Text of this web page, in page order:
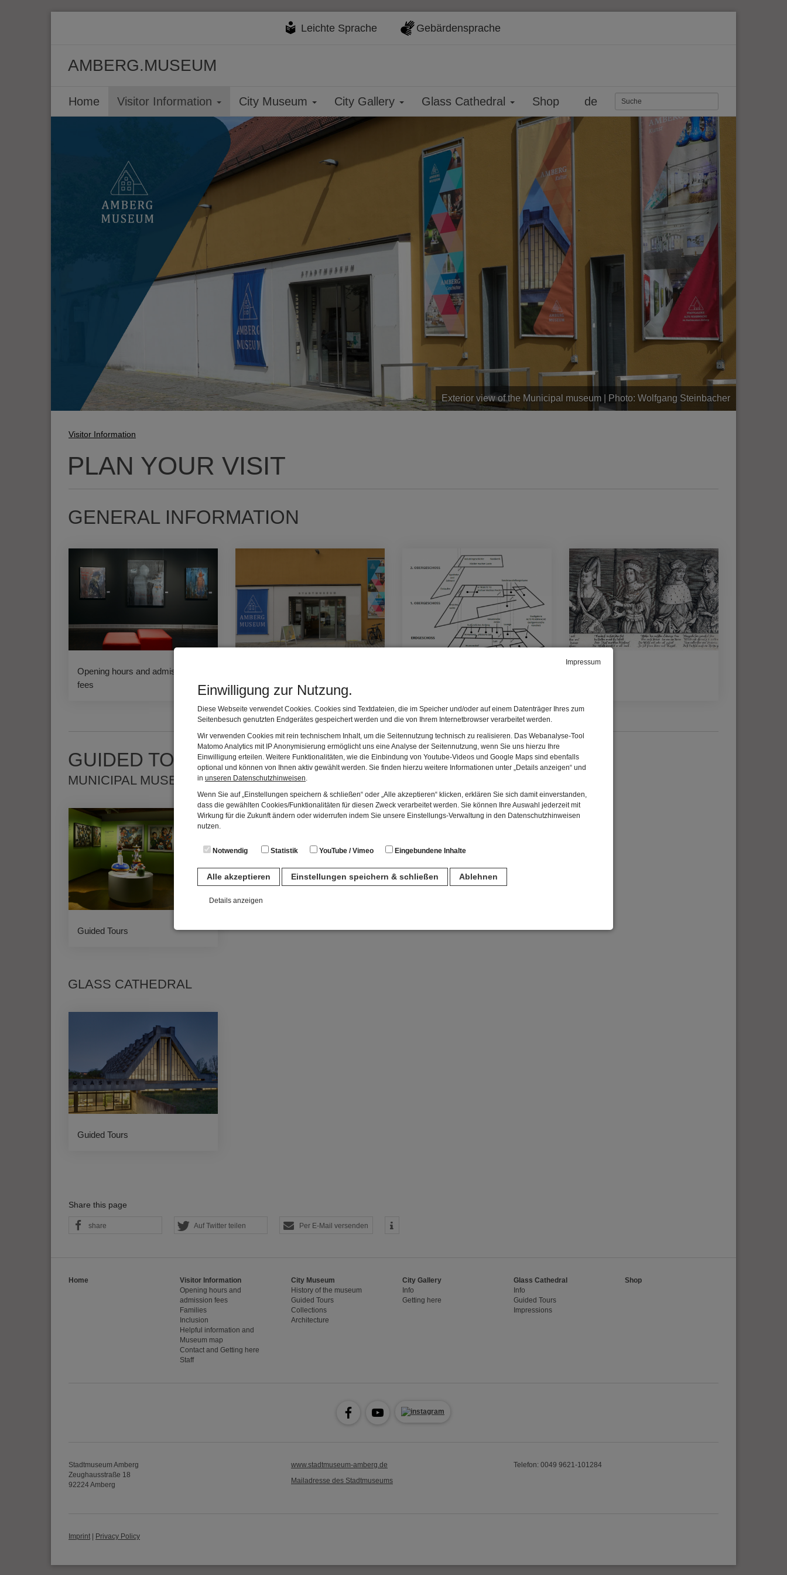
Impressum
Einwilligung zur Nutzung.
Diese Webseite verwendet Cookies. Cookies sind Textdateien, die im Speicher und/oder auf einem Datenträger Ihres zum
Seitenbesuch genutzten Endgerätes gespeichert werden und die von Ihrem Internetbrowser verarbeitet werden.
Wir verwenden Cookies mit rein technischem Inhalt, um die Seitennutzung technisch zu realisieren. Das Webanalyse-Tool
Matomo Analytics mit IP Anonymisierung ermöglicht uns eine Analyse der Seitennutzung, wenn Sie uns hierzu Ihre
Einwilligung erteilen. Weitere Funktionalitäten, wie die Einbindung von Youtube-Videos und Google Maps sind ebenfalls
optional und können von Ihnen aktiv gewählt werden. Sie finden hierzu weitere Informationen unter „Details anzeigen“ und
in unseren Datenschutzhinweisen
Wenn Sie auf „Einstellungen speichern & schließen“ oder „Alle akzeptieren“ klicken, erklären Sie sich damit einverstanden,
dass die gewählten Cookies/Funktionalitäten für diesen Zweck verarbeitet werden. Sie können Ihre Auswahl jederzeit mit
Wirkung für die Zukunft ändern oder widerrufen indem Sie unsere Einstellungs-Verwaltung in den Datenschutzhinweisen
nutzen.
Notwendig Statistik YouTube / Vimeo Eingebundene Inhalte
Alle akzeptieren Einstellungen speichern & schließen Ablehnen
Details anzeigen
die Funktion AnonymizeIP zur Anonymisierung Ihrer IP-Adresse, so dass diese gekürzt wird und nicht mehr Ihrem Besuch
Videos werden über die Plattformen YouTube oder Vimeo eingebunden. Wir nutzen YouTube im erweiterten
Datenschutzmodus. Dieser Modus bewirkt laut YouTube, dass YouTube keine Informationen über die Besucher auf dieser
Website speichert, bevor diese sich das Video ansehen.
Leichte Sprache Gebärdensprache
AMBERG.MUSEUM
Home Visitor Information City Museum City Gallery Glass Cathedral Shop de
Exterior view of the Municipal museum | Photo: Wolfgang Steinbacher
Visitor Information
PLAN YOUR VISIT
GENERAL INFORMATION
Opening hours and admission
fees
GUIDED TOURS
MUNICIPAL MUSEUM
Guided Tours
GLASS CATHEDRAL
Guided Tours
Share this page
share Auf Twitter teilen Per E-Mail versenden
Home
Visitor Information
Opening hours and
admission fees
Families
Inclusion
Helpful information and
Museum map
Contact and Getting here
Staff
City Museum
History of the museum
Guided Tours
Collections
Architecture
City Gallery
Info
Getting here
Glass Cathedral
Info
Guided Tours
Impressions
Shop
Stadtmuseum Amberg
Zeughausstraße 18
92224 Amberg
www.stadtmuseum-amberg.de
Mailadresse des Stadtmuseums
Telefon: 0049 9621-101284
Imprint Privacy Policy